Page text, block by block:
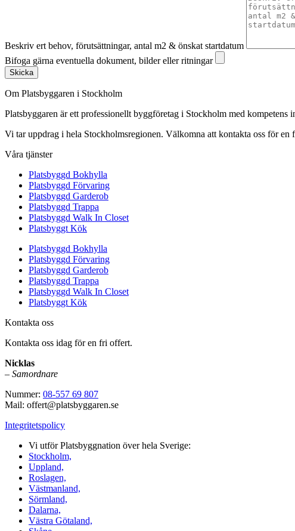
Beskriv ert behov, förutsättningar, antal m2 & önskat startdatum
Bifoga gärna eventuella dokument, bilder eller ritningar
Skicka
Om Platsbyggaren i Stockholm
Platsbyggaren är ett professionellt byggföretag i Stockholm med
Vi tar uppdrag i hela Stockholmsregionen. Välkomna att kontakta oss för en
Våra tjänster
Platsbyggd Bokhylla
Platsbyggd Förvaring
Platsbyggd Garderob
Platsbyggd Trappa
Platsbyggd Walk In Closet
Platsbyggt Kök
Platsbyggd Bokhylla
Platsbyggd Förvaring
Platsbyggd Garderob
Platsbyggd Trappa
Platsbyggd Walk In Closet
Platsbyggt Kök
Kontakta oss
Kontakta oss idag för en fri offert.
Nicklas
– Samordnare
Nummer: 08-557 69 807
Mail: offert@platsbyggaren.se
Integritetspolicy
Vi utför Platsbyggnation över hela Sverige:
Stockholm,
Uppland,
Roslagen,
Västmanland,
Sörmland,
Dalarna,
Västra Götaland,